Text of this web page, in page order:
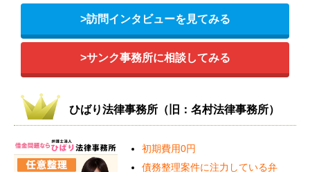
>訪問インタビューを見てみる
>サンク事務所に相談してみる
ひばり法律事務所（旧：名村法律事務所）
初期費用0円
債務整理案件に注力している弁